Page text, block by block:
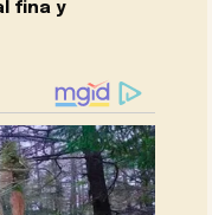
fina y